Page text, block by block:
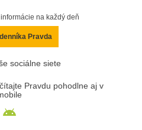
na každý deň
Pravda
sociálne siete
Pravdu pohodlne aj v